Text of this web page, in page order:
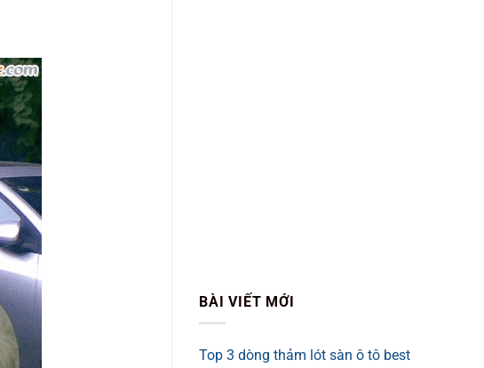
BÀI VIẾT MỚI
Top 3 dòng thảm lót sàn ô tô best